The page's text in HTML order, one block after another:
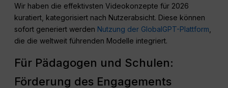
Wir haben die effektivsten Videokonzepte für 2026
kuratiert, kategorisiert nach Nutzerabsicht. Diese können
sofort generiert werden Nutzung der GlobalGPT-Plattform
die die weltweit führenden Modelle integriert.
Für Pädagogen und Schulen:
Förderung des Engagements